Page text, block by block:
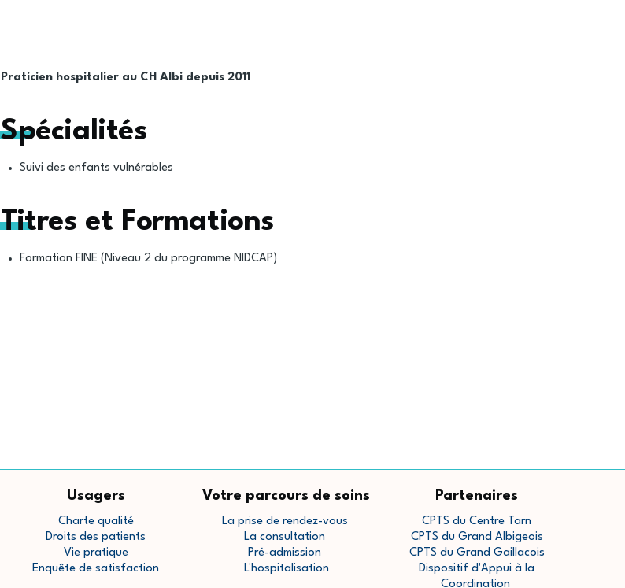
Praticien hospitalier au CH Albi depuis 2011
Spécialités
Suivi des enfants vulnérables
Titres et Formations
Formation FINE (Niveau 2 du programme NIDCAP)
Usagers
Charte qualité
Droits des patients
Vie pratique
Enquête de satisfaction
Votre parcours de soins
La prise de rendez-vous
La consultation
Pré-admission
L'hospitalisation
Partenaires
CPTS du Centre Tarn
CPTS du Grand Albigeois
CPTS du Grand Gaillacois
Dispositif d'Appui à la
Coordination